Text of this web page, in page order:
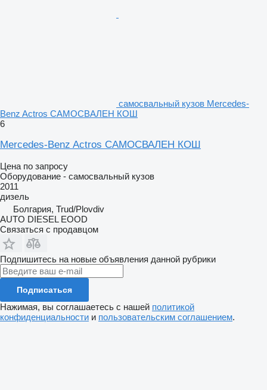
самосвальный кузов Mercedes-
Benz Actros САМОСВАЛЕН КОШ
6
Mercedes-Benz Actros САМОСВАЛЕН КОШ
Цена по запросу
Оборудование - самосвальный кузов
2011
дизель
Болгария, Trud/Plovdiv
AUTO DIESEL EOOD
Связаться с продавцом
Подпишитесь на новые объявления данной рубрики
Подписаться
Нажимая, вы соглашаетесь с нашей политикой
конфиденциальности и пользовательским соглашением.